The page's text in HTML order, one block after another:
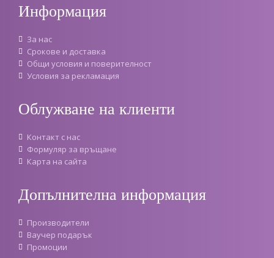
Информация
За нас
Срокове и доставка
Oбщи условия и поверителност
Условия за рекламация
Облужване на клиенти
Контакт с нас
Формуляр за връщане
Карта на сайта
Допълнителна информация
Производители
Ваучер подарък
Промоции